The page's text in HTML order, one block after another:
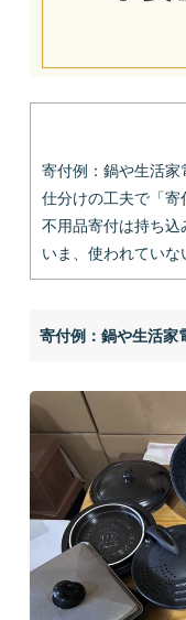
寄付例：鍋や生活家
仕分けの工夫で「寄
不用品寄付は持ち込
いま、使われてい
寄付例：鍋や生活家